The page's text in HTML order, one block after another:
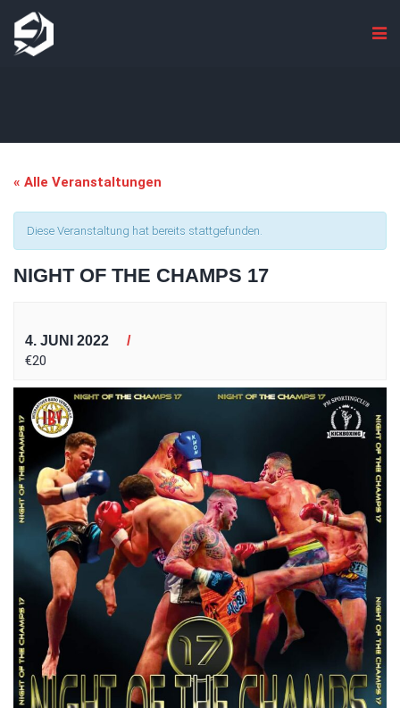
« Alle Veranstaltungen
Diese Veranstaltung hat bereits stattgefunden.
NIGHT OF THE CHAMPS 17
4. JUNI 2022
€20